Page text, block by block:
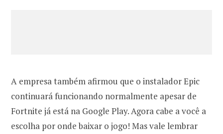
A empresa também afirmou que o instalador Epic
continuará funcionando normalmente apesar de
Fortnite já está na Google Play. Agora cabe a você a
escolha por onde baixar o jogo! Mas vale lembrar